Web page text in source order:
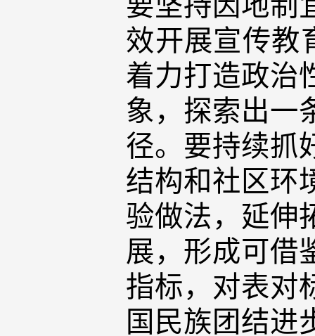
效开展宣传教
着力打造政治
象，探索出一
径。要持续抓
结构和社区环
验做法，延伸
展，形成可借
指标，对表对
国民族团结进